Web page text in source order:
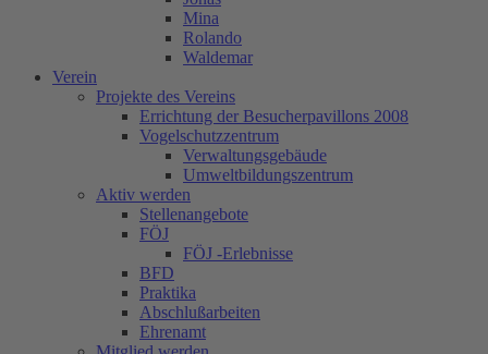
Mina
Rolando
Waldemar
Verein
Projekte des Vereins
Errichtung der Besucherpavillons 2008
Vogelschutzzentrum
Verwaltungsgebäude
Umweltbildungszentrum
Aktiv werden
Stellenangebote
FÖJ
FÖJ -Erlebnisse
BFD
Praktika
Abschlußarbeiten
Ehrenamt